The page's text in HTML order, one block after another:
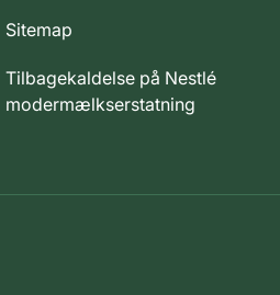
Sitemap
Tilbagekaldelse på Nestlé
modermælkserstatning